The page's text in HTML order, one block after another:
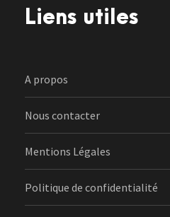
Liens utiles
A propos
Nous contacter
Mentions Légales
Politique de confidentialité